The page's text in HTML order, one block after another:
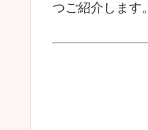
つご紹介します。